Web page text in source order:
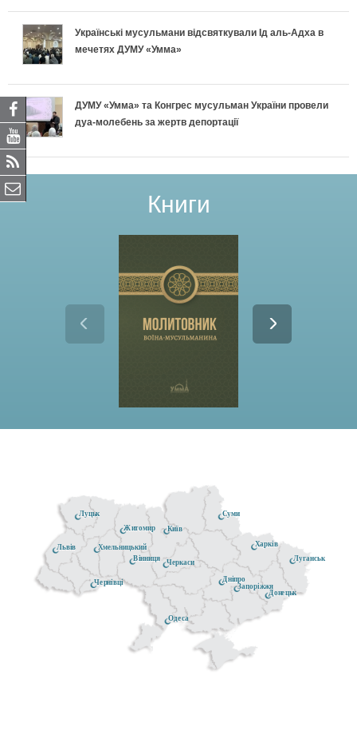
Українські мусульмани відсвяткували Ід аль-Адха в
мечетях ДУМУ «Умма»
ДУМУ «Умма» та Конгрес мусульман України провели
дуа-молебень за жертв депортації
Книги
Донецьк
Житомир
Черкаси
Чернівці
Київ
Луганськ
Хмельницький
Луцьк
Дніпро
Одеса
Суми
Вінниця
Запоріжжя
Львів Харків